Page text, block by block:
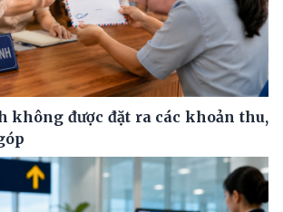
không được đặt ra các khoản thu,